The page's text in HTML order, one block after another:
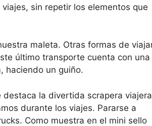
sin repetir los elementos que
maleta. Otras formas de
último transporte cuenta con una
haciendo un guiño.
la divertida scrapera
durante los viajes. Pararse a
Como muestra en el mini sello